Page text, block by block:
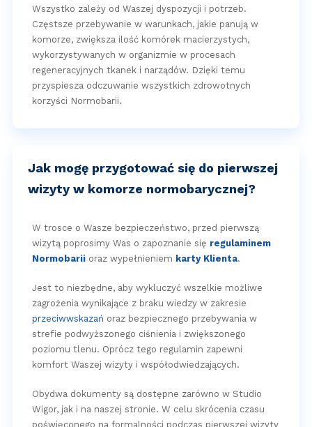
Wszystko zależy od Waszej dyspozycji i potrzeb.
Częstsze przebywanie w warunkach, jakie panują w
komorze, zwiększa ilość komórek macierzystych,
wykorzystywanych w organizmie w procesach
regeneracyjnych tkanek i narządów. Dzięki temu
przyspiesza odczuwanie wszystkich zdrowotnych
korzyści Normobarii.
Jak mogę przygotować się do pierwszej
wizyty w komorze normobarycznej?
W trosce o Wasze bezpieczeństwo, przed pierwszą
wizytą poprosimy Was o zapoznanie się regulaminem
Normobariioraz wypełnieniem karty Klienta.
Jest to niezbędne, aby wykluczyć wszelkie możliwe
zagrożenia wynikające z braku wiedzy w zakresie
przeciwwskazań oraz bezpiecznego przebywania w
strefie podwyższonego ciśnienia i zwiększonego
poziomu tlenu. Oprócz tego regulamin zapewni
komfort Waszej wizyty i współodwiedzających.
Obydwa dokumenty są dostępne zarówno w Studio
Wigor, jak i na naszej stronie. W celu skrócenia czasu
poświęconego na formalności podczas pierwszej wizyty